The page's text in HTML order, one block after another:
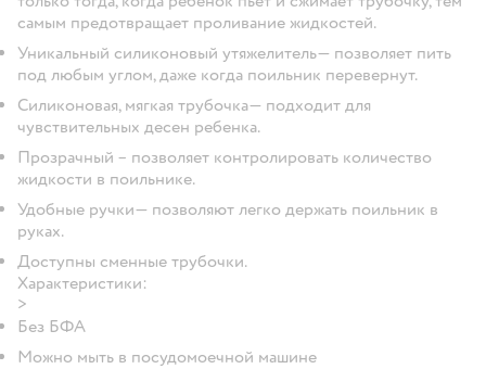
самым предотвращает проливание жидкостей.
Уникальный силиконовый утяжелитель— позволяет пить
под любым углом, даже когда поильник перевернут.
Силиконовая, мягкая трубочка— подходит для
чувствительных десен ребенка.
Прозрачный – позволяет контролировать количество
жидкости в поильнике.
Удобные ручки— позволяют легко держать поильник в
руках.
Доступны сменные трубочки.
Характеристики:
>
Без БФА
Можно мыть в посудомоечной машине